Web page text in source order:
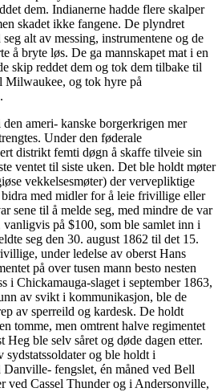
dem. Indianerne hadde flere skalper
skadet ikke fangene. De plyndret
alt av messing, instrumentene og de
å bryte løs. De ga mannskapet mat i en
skip reddet dem og tok dem tilbake til
Milwaukee, og tok hyre på
ameri- kanske borgerkrigen mer
Under den føderale
distrikt femti døgn å skaffe tilveie sin
ventet til siste uken. Det ble holdt møter
vekkelsesmøter) der vervepliktige
med midler for å leie frivillige eller
sene til å melde seg, med mindre de var
vanligvis på $100, som ble samlet inn i
seg den 30. august 1862 til det 15.
under ledelse av oberst Hans
på over tusen mann besto nesten
i Chickamauga-slaget i september 1863,
av svikt i kommunikasjon, ble de
av sperreild og kardesk. De holdt
tomme, men omtrent halve regimentet
Heg ble selv såret og døde dagen etter.
sydstatssoldater og ble holdt i
Danville- fengslet, én måned ved Bell
ved Cassel Thunder og i Andersonville,